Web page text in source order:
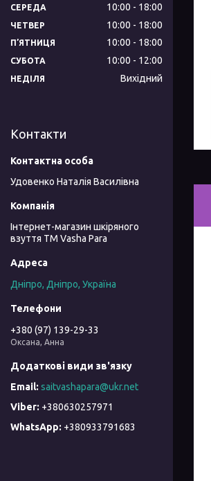
СЕРЕДА 10:00 18:00
ЧЕТВЕР 10:00 18:00
ПʼЯТНИЦЯ 10:00 18:00
СУБОТА 10:00 12:00
НЕДІЛЯ Вихідний
Контакти
Удовенко Наталія Василівна
Інтернет-магазин шкіряного
взуття ТМ Vasha Para
Дніпро, Дніпро, Україна
+380 (97) 139-29-33
Оксана, Анна
saitvashapara@ukr.net
+380630257971
+380933791683